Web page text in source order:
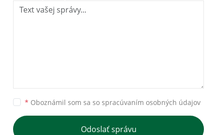
* Oboznámil som sa so spracúvaním osobných údajov
Odoslať správu